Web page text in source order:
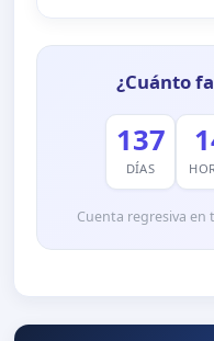
¿Cuánto
137
DÍAS
Cuenta regresiva en